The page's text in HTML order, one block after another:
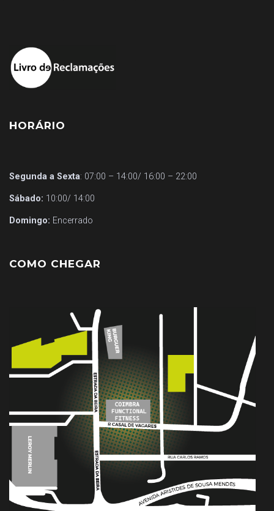
HORÁRIO
Segunda a Sexta: 07:00 – 14:00/ 16:00 – 22:00
Sábado: 10:00/ 14:00
Domingo: Encerrado
COMO CHEGAR